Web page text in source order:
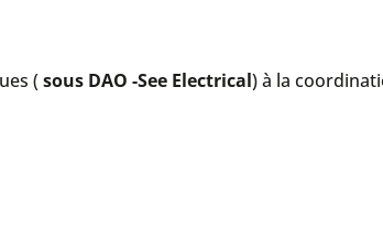
(sous DAO -See Electrical) à la